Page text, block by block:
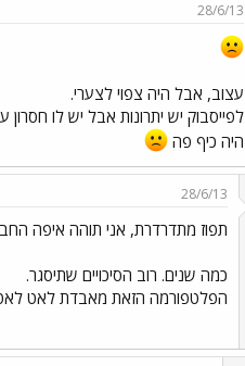
28/6/13
עצוב, אבל היה צפוי לצערי.
לפייסבוק יש יתרונות אבל יש לו
היה כיף פה
28/6/13
תפוז מתדרדרת, אני תוהה איפה
כמה שנים. רוב הסיכויים שתיסגר.
הפלטפורמה הזאת מאבדת לאט